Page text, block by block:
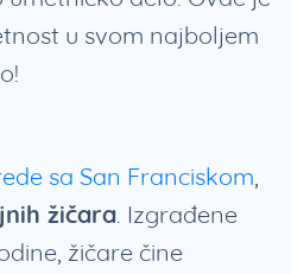
u svom najboljem
sa San Franciskom,
žičara. Izgrađene
žičare čine